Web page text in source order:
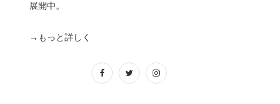
展開中。
→もっと詳しく